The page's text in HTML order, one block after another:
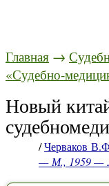
Главная →
«Судебно-
Новый
/Черваков
— М., 1959 —